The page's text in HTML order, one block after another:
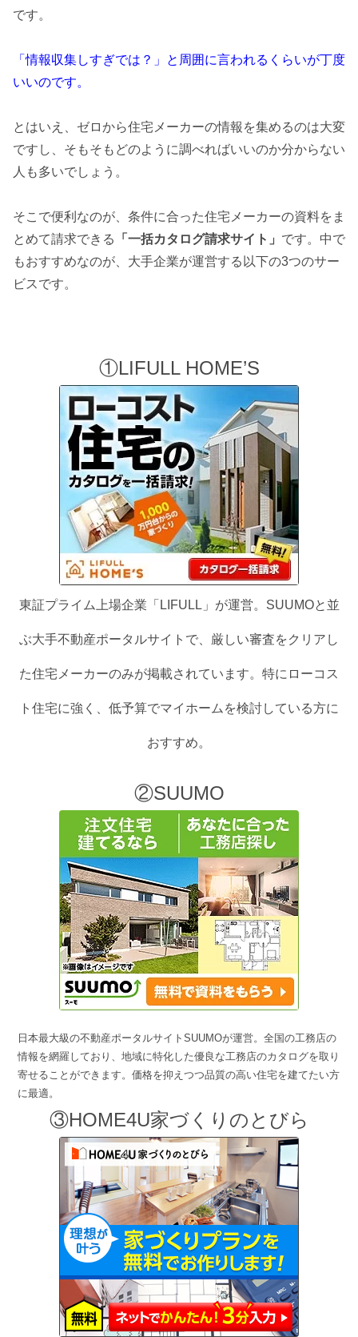
です。
「情報収集しすぎでは？」と周囲に言われるくらいが丁度
いいのです。
とはいえ、ゼロから住宅メーカーの情報を集めるのは大変
ですし、そもそもどのように調べればいいのか分からない
人も多いでしょう。
そこで便利なのが、条件に合った住宅メーカーの資料をま
とめて請求できる
「一括カタログ請求サイト」 です。中で
もおすすめなのが、大手企業が運営する以下の3つのサー
ビスです。
①LIFULL HOME’S
東証プライム上場企業「LIFULL」が運営。SUUMOと並
ぶ大手不動産ポータルサイトで、厳しい審査をクリアし
た住宅メーカーのみが掲載されています。特にローコス
ト住宅に強く、低予算でマイホームを検討している方に
おすすめ。
②SUUMO
日本最大級の不動産ポータルサイトSUUMOが運営。全国の工務店の
情報を網羅しており、地域に特化した優良な工務店のカタログを取り
寄せることができます。価格を抑えつつ品質の高い住宅を建てたい方
に最適。
③HOME4U家づくりのとびら